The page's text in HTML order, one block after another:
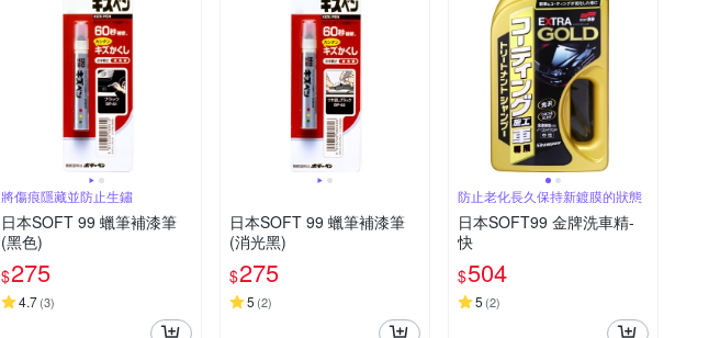
將傷痕隱藏並防止生鏽
日本SOFT 99 蠟筆補漆筆
(黑色)
$275
4.7(3)
日本SOFT 99 蠟筆補漆筆
(消光黑)
$275
5 (2)
防止老化長久保持新鍍膜的狀態
日本SOFT99 金牌洗車精-
快
$504
5 (2)